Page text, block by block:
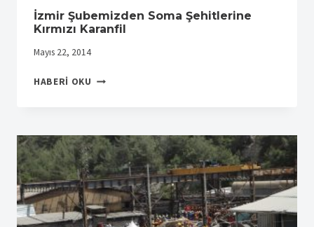
İzmir Şubemizden Soma Şehitlerine
Kırmızı Karanfil
Mayıs 22, 2014
HABERI OKU İZMIR
KIRMIZI
KARANFIL